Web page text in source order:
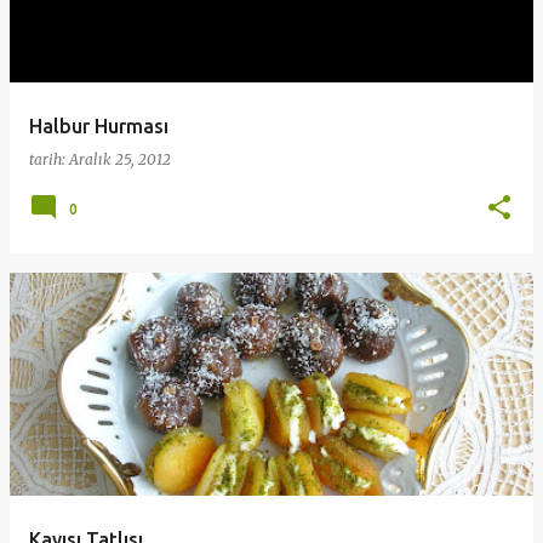
Halbur Hurması
tarih:Aralık 25, 2012
0